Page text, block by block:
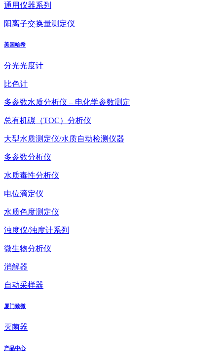
通用仪器系列
阳离子交换量测定仪
美国哈希
分光光度计
比色计
多参数水质分析仪 – 电化学参数测定
总有机碳（TOC）分析仪
大型水质测定仪/水质自动检测仪器
多参数分析仪
水质毒性分析仪
电位滴定仪
水质色度测定仪
浊度仪/浊度计系列
微生物分析仪
消解器
自动采样器
厦门致微
灭菌器
产品中心